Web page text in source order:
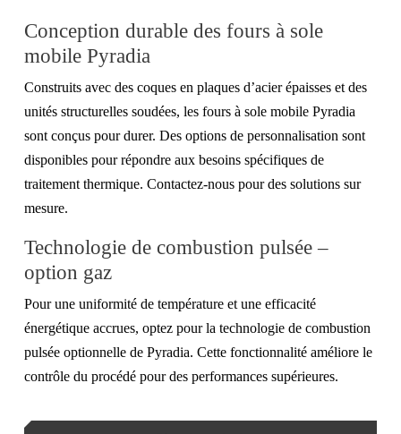
Conception durable des fours à sole
mobile Pyradia
Construits avec des coques en plaques d’acier épaisses et des
unités structurelles soudées, les fours à sole mobile Pyradia
sont conçus pour durer. Des options de personnalisation sont
disponibles pour répondre aux besoins spécifiques de
traitement thermique. Contactez-nous pour des solutions sur
mesure.
Technologie de combustion pulsée –
option gaz
Pour une uniformité de température et une efficacité
énergétique accrues, optez pour la technologie de combustion
pulsée optionnelle de Pyradia. Cette fonctionnalité améliore le
contrôle du procédé pour des performances supérieures.